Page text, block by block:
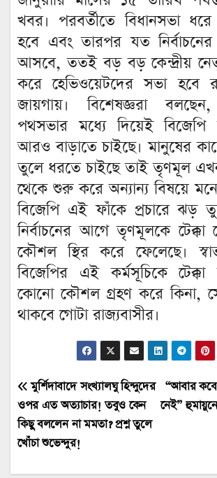
খবর। পরবর্তীতে বিধানসভা
হবে এবং তারপর যত
আসবে, ততই বড় বড় কেন্দ্রীয়
করে হেভিওয়েটদের সভা হবে
জায়গায়। বিশেষজ্ঞরা
পথসভার মধ্যে দিয়েই
আরও বাড়াতে চাইছে। মানুষের
তুলে ধরতে চাইছে তাই তৃণমূল
থেকে শুরু করে অন্যান্য বিষয়ে
বিজেপি এই ফাঁকে প্রচারে ঝড়
নির্বাচনের আগে তৃণমূলকে টেক্কা
কৌশল স্থির করে ফেলেছে।
বিজেপির এই কর্মসূচিকে
কোনো কৌশল গ্রহণ করে কিনা,
থাকবে গোটা রাজ্যবাসীর।
Post
navigation
“আবার
নেই”
মুর্শিদাবাদে সংখ্যালঘু হিন্দুদের
ওপর এত অত্যাচার! তবুও কেন
কিছু বললেন না মমতা? প্রশ্ন তুলে
খোঁচা শুভেন্দুর!